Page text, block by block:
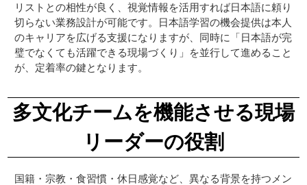
リストとの相性が良く、視覚情報を活用すれば日本語に頼り
切らない業務設計が可能です。日本語学習の機会提供は本人
のキャリアを広げる支援になりますが、同時に「日本語が完
璧でなくても活躍できる現場づくり」を並行して進めること
が、定着率の鍵となります。
多文化チームを機能させる現場
リーダーの役割
国籍・宗教・食習慣・休日感覚など、異なる背景を持つメン